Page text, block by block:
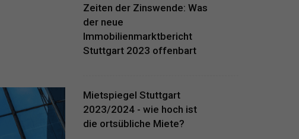
Zeiten der Zinswende: Was
der neue
Immobilienmarktbericht
Stuttgart 2023 offenbart
Mietspiegel Stuttgart
2023/2024 - wie hoch ist
die ortsübliche Miete?